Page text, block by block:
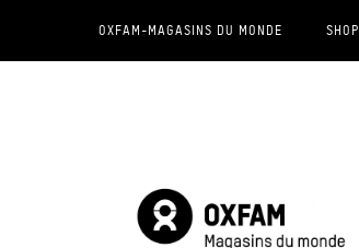
OXFAM-MAGASINS DU MONDE SHOP